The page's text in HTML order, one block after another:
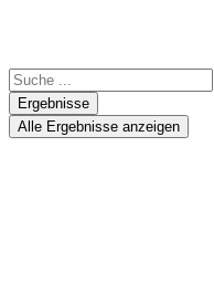
Ergebnisse
Alle Ergebnisse anzeigen